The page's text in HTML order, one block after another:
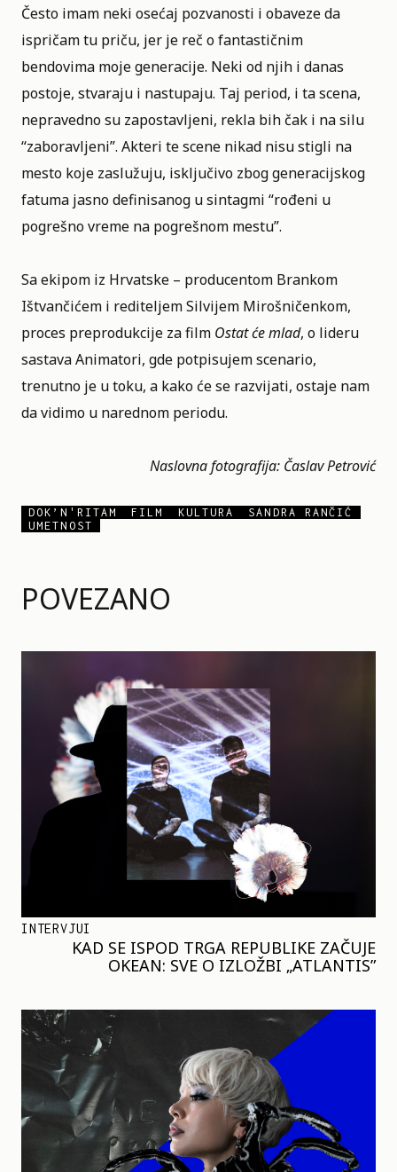
POVEZANO
INTERVJUI
KAD SE ISPOD TRGA REPUBLIKE ZAČUJE
OKEAN: SVE O IZLOŽBI „ATLANTIS”
Često imam neki osećaj pozvanosti i obaveze da
ispričam tu priču, jer je reč o fantastičnim
bendovima moje generacije. Neki od njih i danas
postoje, stvaraju i nastupaju. Taj period, i ta scena,
nepravedno su zapostavljeni, rekla bih čak i na silu
“zaboravljeni”. Akteri te scene nikad nisu stigli na
mesto koje zaslužuju, isključivo zbog generacijskog
fatuma jasno definisanog u sintagmi “rođeni u
pogrešno vreme na pogrešnom mestu”.
Sa ekipom iz Hrvatske – producentom Brankom
Ištvančićem i rediteljem Silvijem Mirošničenkom,
proces preprodukcije za film Ostat će mlad, o lideru
sastava Animatori, gde potpisujem scenario,
trenutno je u toku, a kako će se razvijati, ostaje nam
da vidimo u narednom periodu.
Naslovna fotografija: Časlav Petrović
DOK’N'RITAM FILM KULTURA
SANDRA RANČIĆ
UMETNOST